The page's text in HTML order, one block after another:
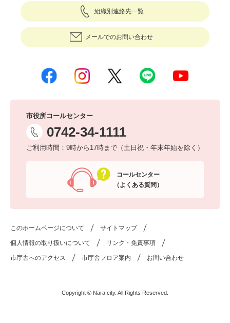
組織別連絡先一覧
メールでのお問い合わせ
市役所コールセンター
0742-34-1111
ご利用時間：9時から17時まで（土日祝・年末年始を除く）
コールセンター
（よくある質問）
このホームページについて サイトマップ
個人情報の取り扱いについて リンク・免責事項
市庁舎へのアクセス 市庁舎フロア案内 お問い合わせ
Copyright © Nara city. All Rights Reserved.